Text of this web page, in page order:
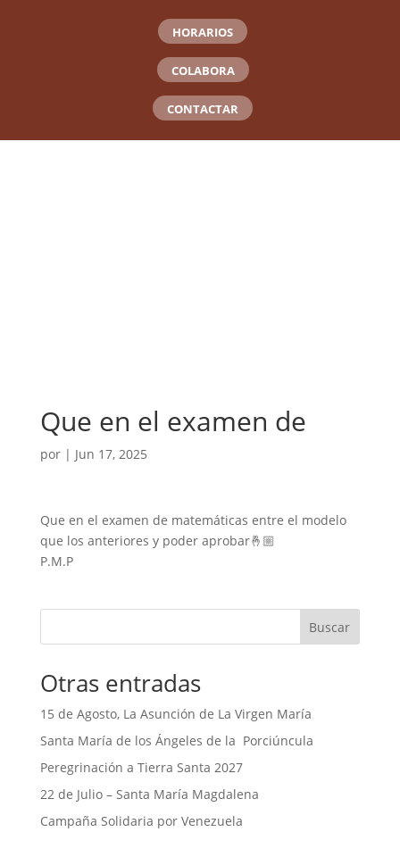
HORARIOS
COLABORA
CONTACTAR
Que en el examen de
por | Jun 17, 2025
Que en el examen de matemáticas entre el modelo
que los anteriores y poder aprobar🤞🏼
P.M.P
Buscar
Otras entradas
15 de Agosto, La Asunción de La Virgen María
Santa María de los Ángeles de la Porciúncula
Peregrinación a Tierra Santa 2027
22 de Julio – Santa María Magdalena
Campaña Solidaria por Venezuela